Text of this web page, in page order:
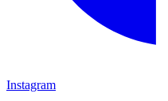
Instagram